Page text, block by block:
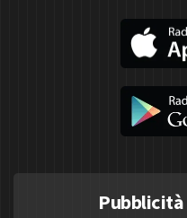
Pubblicità